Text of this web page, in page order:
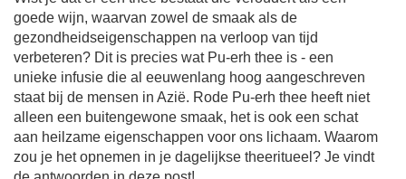
goede wijn, waarvan zowel de smaak als de
gezondheidseigenschappen na verloop van tijd
verbeteren? Dit is precies wat Pu-erh thee is - een
unieke infusie die al eeuwenlang hoog aangeschreven
staat bij de mensen in Azië. Rode Pu-erh thee heeft niet
alleen een buitengewone smaak, het is ook een schat
aan heilzame eigenschappen voor ons lichaam. Waarom
zou je het opnemen in je dagelijkse theeritueel? Je vindt